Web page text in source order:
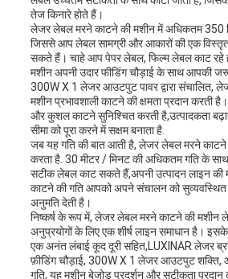
तेज किनारे होते हैं।
लेजर लेबल मरने काटने की मशीन में अधिकतम 350
जिससे आप लेबल सामग्री और आकारों की एक
सकते हैं। चाहे आप पेपर लेबल, फिल्म लेबल काट रहे
मशीन अपनी उदार फीडिंग चौड़ाई के साथ आपकी
300W X 1 लेजर आउटपुट पावर द्वारा संचालित,
मशीन प्रभावशाली काटने की क्षमता प्रदान करती
और कुशल काटने सुनिश्चित करती है,उत्पादकता
सीमा को पूरा करने में सक्षम बनाता है.
जब यह गति की बात आती है, लेजर लेबल मरने काटने
करता है. 30 मीटर / मिनट की अधिकतम गति के
सटीक लेबल काट सकते हैं,अपनी उत्पादन लाइन की
काटने की गति आपको अपने संचालन को सुव्यवस्थित
अनुमति देती है।
निष्कर्ष के रूप में, लेजर लेबल मरने काटने की मशीन
अनुप्रयोगों के लिए एक शीर्ष लाइन समाधान है।
एक अनंत लंबाई कूद दूरी सहित,LUXINAR लेजर
फ़ीडिंग चौड़ाई, 300W X 1 लेजर आउटपुट
गति, यह मशीन बेजोड़ प्रदर्शन और सटीकता